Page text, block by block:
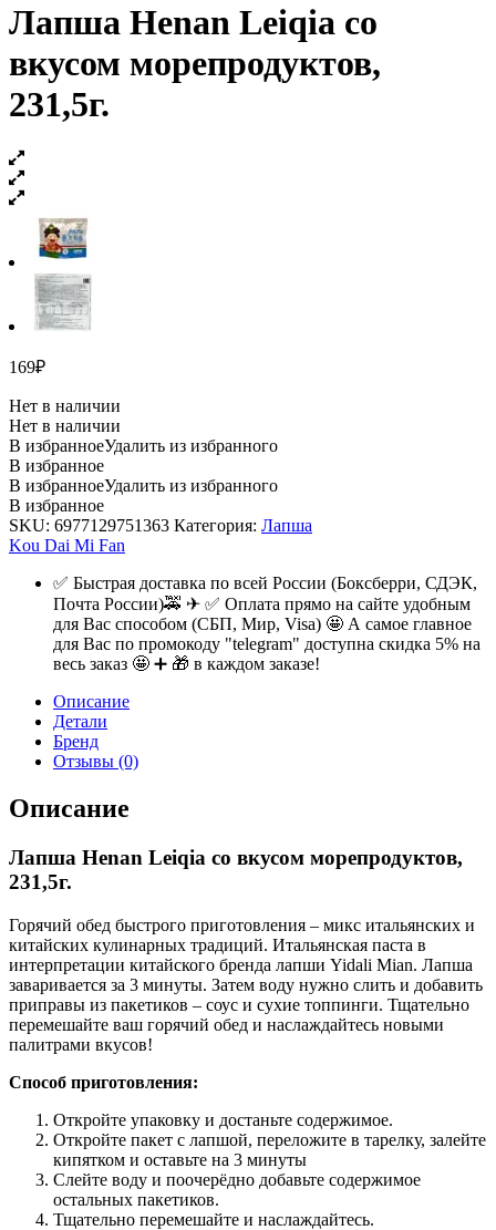
Лапша Henan Leiqia со
вкусом морепродуктов,
231,5г.
169₽
Нет в наличии
Нет в наличии
В избранноеУдалить из избранного
В избранное
В избранноеУдалить из избранного
В избранное
SKU: 6977129751363 Категория: Лапша
Kou Dai Mi Fan
✅ Быстрая доставка по всей России (Боксберри, СДЭК,
Почта России)🚕 ✈ ✅ Оплата прямо на сайте удобным
для Вас способом (СБП, Мир, Visa) 🤩 А самое главное
для Вас по промокоду "telegram" доступна скидка 5% на
весь заказ 🤩 ➕ 🎁 в каждом заказе!
Описание
Детали
Бренд
Отзывы (0)
Описание
Лапша Henan Leiqia со вкусом морепродуктов,
231,5г.
Горячий обед быстрого приготовления – микс итальянских и
китайских кулинарных традиций. Итальянская паста в
интерпретации китайского бренда лапши Yidali Mian. Лапша
заваривается за 3 минуты. Затем воду нужно слить и добавить
приправы из пакетиков – соус и сухие топпинги. Тщательно
перемешайте ваш горячий обед и наслаждайтесь новыми
палитрами вкусов!
Способ приготовления:
Откройте упаковку и достаньте содержимое.
Откройте пакет с лапшой, переложите в тарелку, залейте
кипятком и оставьте на 3 минуты
Слейте воду и поочерёдно добавьте содержимое
остальных пакетиков.
Тщательно перемешайте и наслаждайтесь.